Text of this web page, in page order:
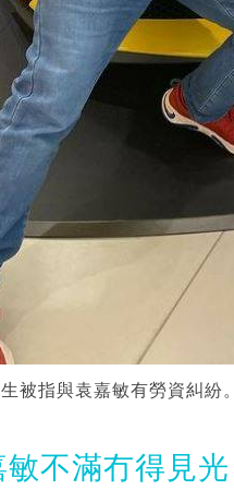
被指與袁嘉敏有勞資糾紛
敏不滿冇得見光